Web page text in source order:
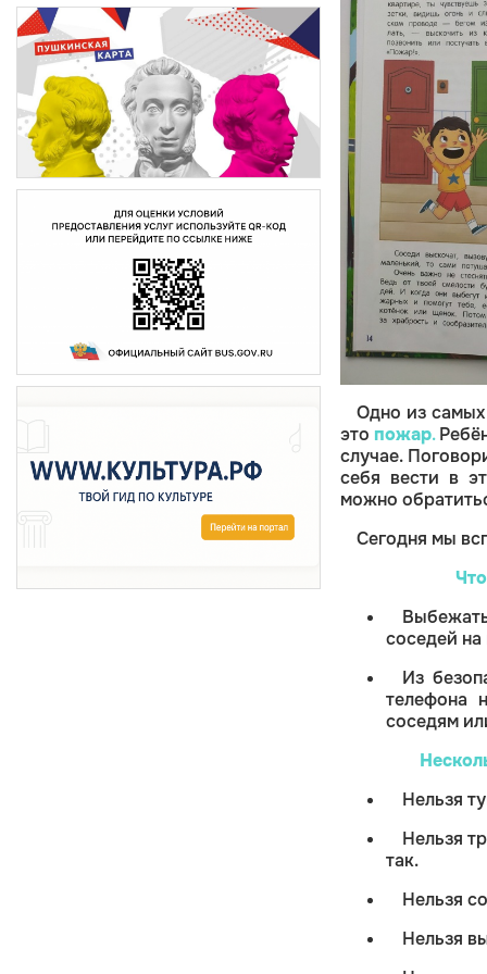
Одно из
это пожар.
случае.
себя вести в
можно
Сегодня мы
соседей
Из
телефона
соседям
Нельзя
Нельзя
так.
Нельзя
Нельзя